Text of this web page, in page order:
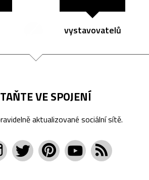
vystavovatelů
VE SPOJENÍ
aktualizované sociální sítě.